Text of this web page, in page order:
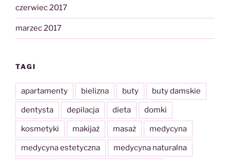
czerwiec 2017
marzec 2017
TAGI
apartamenty bielizna buty buty damskie
dentysta depilacja dieta domki
kosmetyki makijaż masaż medycyna
medycyna estetyczna medycyna naturalna